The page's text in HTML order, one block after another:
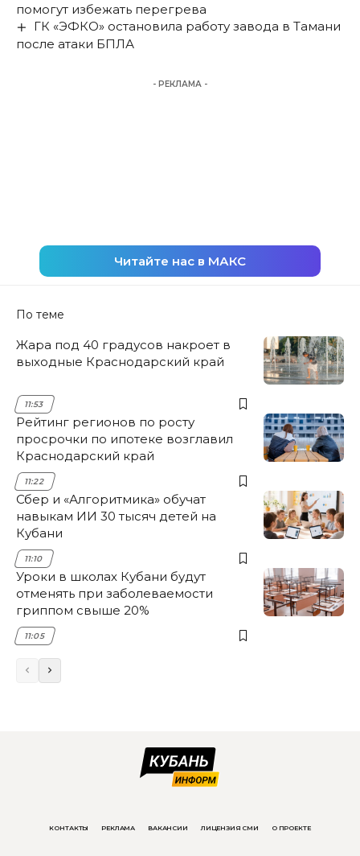
помогут избежать перегрева
ГК «ЭФКО» остановила работу завода в Тамани
после атаки БПЛА
- РЕКЛАМА -
Читайте нас в МАКС
По теме
Жара под 40 градусов накроет в
выходные Краснодарский край
11:53
Рейтинг регионов по росту
просрочки по ипотеке возглавил
Краснодарский край
11:22
Сбер и «Алгоритмика» обучат
навыкам ИИ 30 тысяч детей на
Кубани
11:10
Уроки в школах Кубани будут
отменять при заболеваемости
гриппом свыше 20%
11:05
КОНТАКТЫ РЕКЛАМА ВАКАНСИИ ЛИЦЕНЗИЯ СМИ О ПРОЕКТЕ